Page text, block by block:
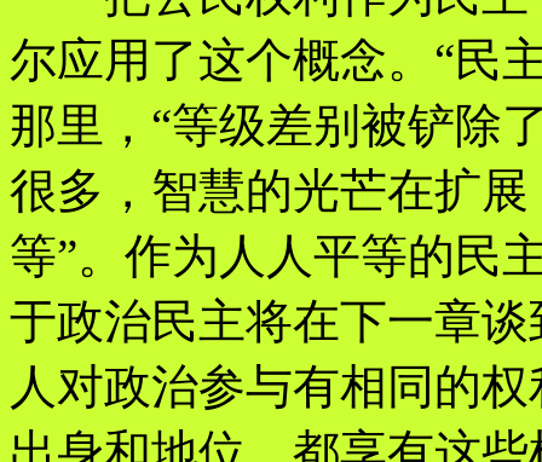
尔应用了这个概念。“民
那里，“等级差别被铲除
很多，智慧的光芒在扩
等”。作为人人平等的民
于政治民主将在下一章
人对政治参与有相同的